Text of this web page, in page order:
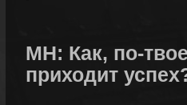
МН: Как, по-
приходит